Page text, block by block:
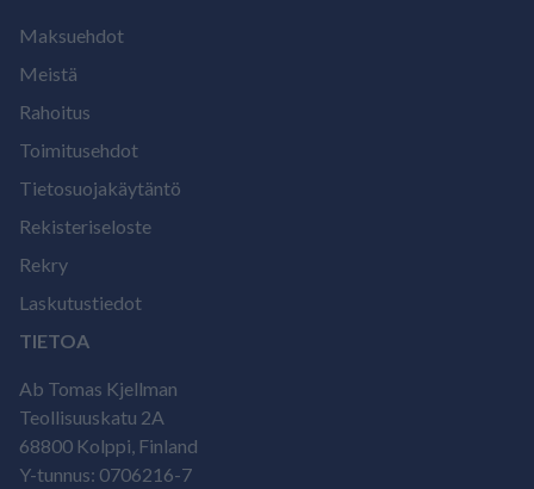
Maksuehdot
Meistä
Rahoitus
Toimitusehdot
Tietosuojakäytäntö
Rekisteriseloste
Rekry
Laskutustiedot
TIETOA
Ab Tomas Kjellman
Teollisuuskatu 2A
68800 Kolppi, Finland
Y-tunnus: 0706216-7